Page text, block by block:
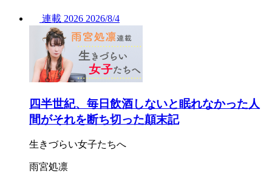
連載 2026 2026/8/4
四半世紀、毎日飲酒しないと眠れなかった人
間がそれを断ち切った顛末記
生きづらい女子たちへ
雨宮処凛